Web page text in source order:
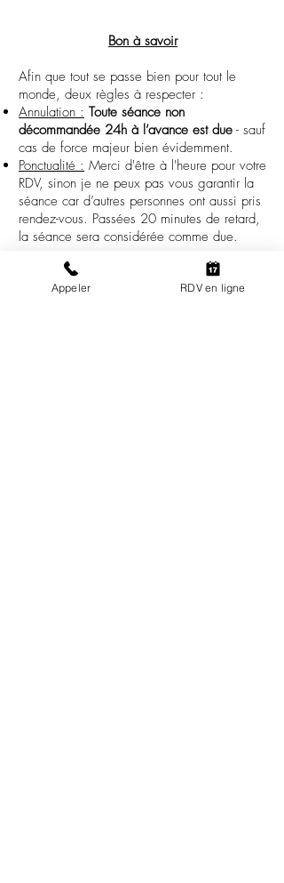
Bon à savoir
Afin que tout se passe bien pour tout le
monde, deux règles à respecter :
Annulation : Toute séance non
décommandée 24h à l’avance est due - sauf
cas de force majeur bien évidemment.
Ponctualité : Merci d'être à l'heure pour votre
RDV, sinon je ne peux pas vous garantir la
séance car d’autres personnes ont aussi pris
rendez-vous. Passées 20 minutes de retard,
la séance sera considérée comme due.
J'attache une grande importance àla
confidentialité des séances
. Notamment, si
Appeler RDV en ligne